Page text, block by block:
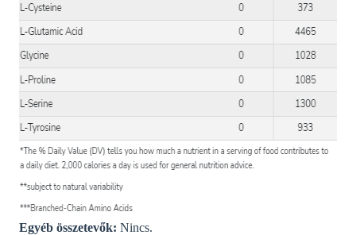
Egyéb összetevők: Nincs.